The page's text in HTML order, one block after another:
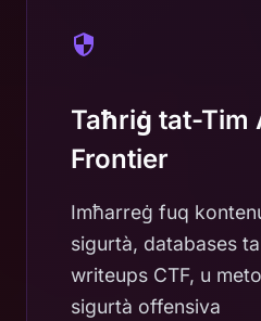
Taħriġ tat-Tim
Frontier
Imħarreġ fuq
sigurtà, databases
writeups CTF, u
sigurtà offensiva